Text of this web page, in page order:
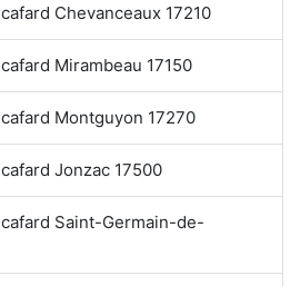
Chevanceaux 17210
Mirambeau 17150
Montguyon 17270
Jonzac 17500
Saint-Germain-de-